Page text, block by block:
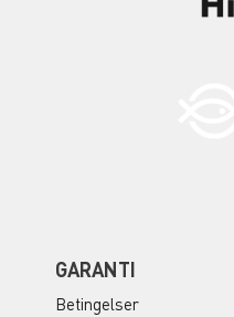
GARANTI
Betingelser